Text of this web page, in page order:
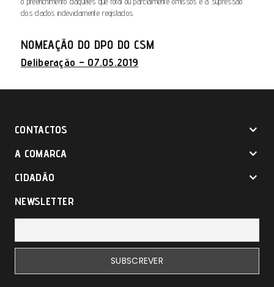
dos dados indevidamente registados.
NOMEAÇÃO DO DPO DO CSM
Deliberação – 07.05.2019
CONTACTOS
A COMARCA
CIDADÃO
NEWSLETTER